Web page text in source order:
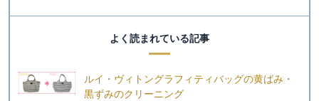
よく読まれている記事
ルイ・ヴィトングラフィティバッグの黄ばみ・
黒ずみのクリーニング